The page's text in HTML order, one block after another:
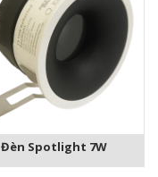
Đèn Spotlight 7W